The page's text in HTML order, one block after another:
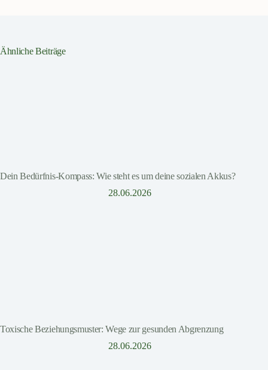
Ähnliche Beiträge
Dein Bedürfnis-Kompass: Wie steht es um deine sozialen Akkus?
28.06.2026
Toxische Beziehungsmuster: Wege zur gesunden Abgrenzung
28.06.2026